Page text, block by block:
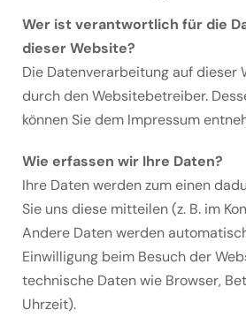
Wer ist verantwortlich für die
dieser Website?
Die Datenverarbeitung auf dieser
durch den Websitebetreiber.
können Sie dem Impressum
Wie erfassen wir Ihre Daten?
Ihre Daten werden zum einen
Sie uns diese mitteilen (z. B. im
Andere Daten werden
Einwilligung beim Besuch der
technische Daten wie Browser,
Uhrzeit).